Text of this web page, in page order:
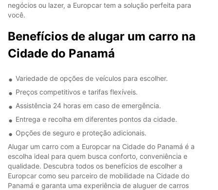
negócios ou lazer, a Europcar tem a solução perfeita para
você.
Benefícios de alugar um carro na
Cidade do Panamá
Variedade de opções de veículos para escolher.
Preços competitivos e tarifas flexíveis.
Assistência 24 horas em caso de emergência.
Entrega e recolha em diferentes pontos da cidade.
Opções de seguro e proteção adicionais.
Alugar um carro com a Europcar na Cidade do Panamá é a
escolha ideal para quem busca conforto, conveniência e
qualidade. Descubra todos os benefícios de escolher a
Europcar como seu parceiro de mobilidade na Cidade do
Panamá e garanta uma experiência de aluguer de carros